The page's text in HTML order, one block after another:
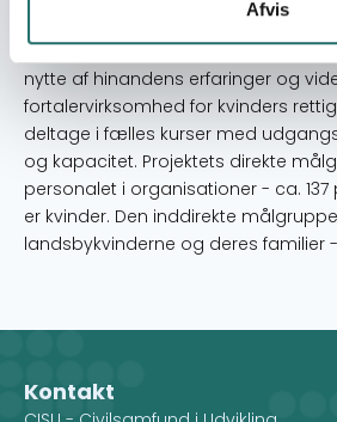
Afvis
rettigheder, på feltniveau,
lokalpolitiskniveau. I netværket kan
nytte af hinandens erfaringer og
fortalervirksomhed for kvinders
deltage i fælles kurser med
og kapacitet. Projektets direkte
personalet i organisationer - ca. 137
er kvinder. Den inddirekte
landsbykvinderne og deres familier
Kontakt